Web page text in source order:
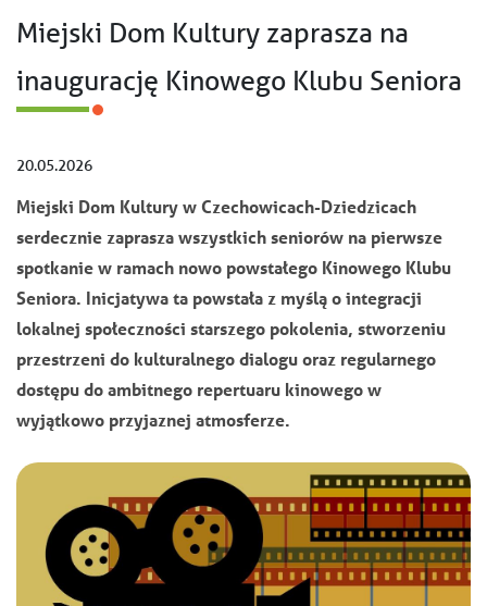
Miejski Dom Kultury zaprasza na
inaugurację Kinowego Klubu Seniora
20.05.2026
Miejski Dom Kultury w Czechowicach-Dziedzicach
serdecznie zaprasza wszystkich seniorów na pierwsze
spotkanie w ramach nowo powstałego Kinowego Klubu
Seniora. Inicjatywa ta powstała z myślą o integracji
lokalnej społeczności starszego pokolenia, stworzeniu
przestrzeni do kulturalnego dialogu oraz regularnego
dostępu do ambitnego repertuaru kinowego w
wyjątkowo przyjaznej atmosferze.